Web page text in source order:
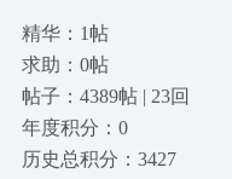
精华：1帖
求助：0帖
帖子：4389帖 | 23回
年度积分：0
历史总积分：3427